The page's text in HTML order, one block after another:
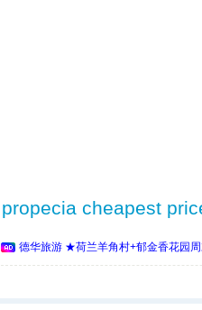
propecia cheapest
德华旅游 ★荷兰羊角村+郁金香花园